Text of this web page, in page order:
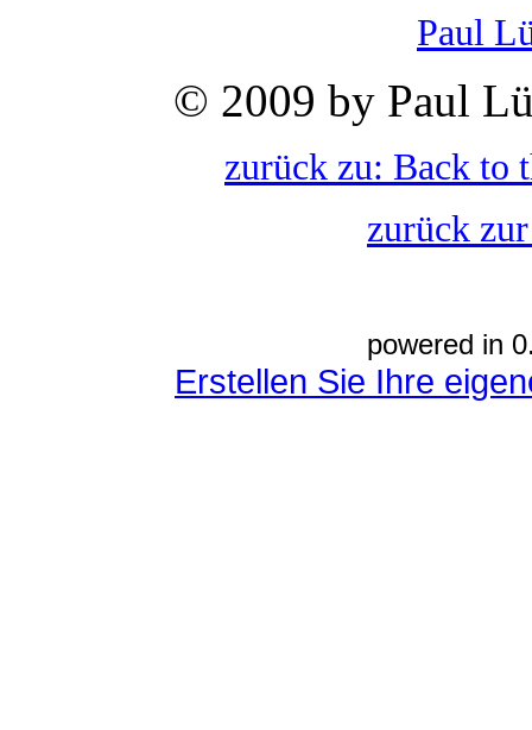
Paul
© 2009 by Paul
zurück zu: Back to
zurück
powered in
Erstellen Sie Ihre